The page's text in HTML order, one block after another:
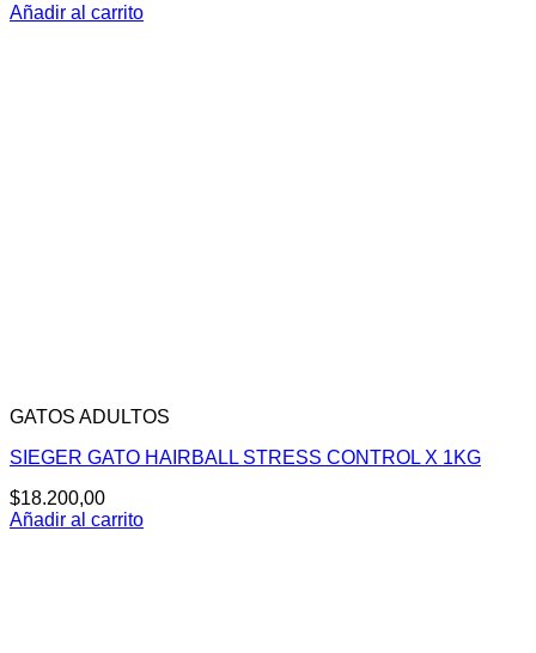
Añadir al carrito
GATOS ADULTOS
SIEGER GATO HAIRBALL STRESS CONTROL X 1KG
$18.200,00
Añadir al carrito